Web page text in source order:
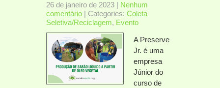
26 de janeiro de 2023 | Nenhum
comentário | Categories: Coleta
Seletiva/Reciclagem, Evento
A Preserve
Jr. é uma
empresa
Júnior do
curso de